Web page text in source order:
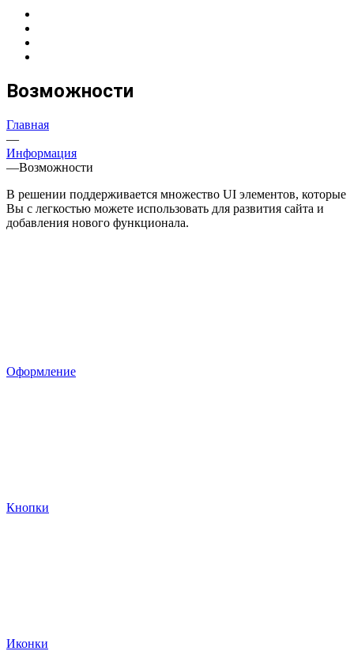
Возможности
Главная
—
Информация
—Возможности
В решении поддерживается множество UI элементов, которые
Вы с легкостью можете использовать для развития сайта и
добавления нового функционала.
Оформление
Кнопки
Иконки